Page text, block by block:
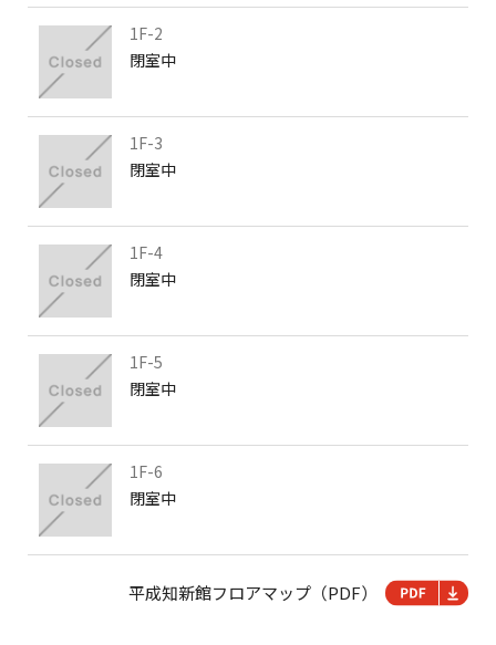
1F-2
閉室中
1F-3
閉室中
1F-4
閉室中
1F-5
閉室中
1F-6
閉室中
平成知新館フロアマップ（PDF）